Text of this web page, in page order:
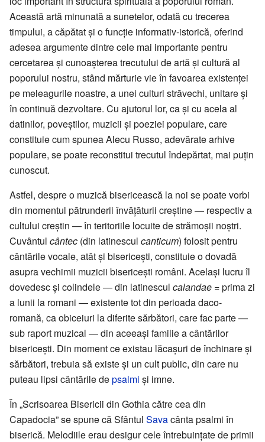
Această artă minunată a sunetelor, odată cu trecerea
timpului, a căpătat și o funcție informativ-istorică, oferind
adesea argumente dintre cele mai importante pentru
cercetarea și cunoașterea trecutului de artă și cultură al
poporului nostru, stând mărturie vie în favoarea existenței
pe meleagurile noastre, a unei culturi străvechi, unitare și
în continuă dezvoltare. Cu ajutorul lor, ca și cu acela al
datinilor, poveștilor, muzicii și poeziei populare, care
constituie cum spunea Alecu Russo, adevărate arhive
populare, se poate reconstitui trecutul îndepărtat, mai puțin
cunoscut.
Astfel, despre o muzică bisericească la noi se poate vorbi
din momentul pătrunderii învățăturii creștine — respectiv a
cultului creștin — în teritoriile locuite de strămoșii noștri.
Cuvântul cântec (din latinescul canticum) folosit pentru
cântările vocale, atât și bisericești, constituie o dovadă
asupra vechimii muzicii bisericești români. Același lucru îl
dovedesc și colindele — din latinescul calandae = prima zi
a lunii la romani — existente tot din perioada daco-
romană, ca obiceiuri la diferite sărbători, care fac parte —
sub raport muzical — din aceeași familie a cântărilor
bisericești. Din moment ce existau lăcașuri de închinare și
sărbători, trebuia să existe și un cult public, din care nu
puteau lipsi cântările depsalmi și imne.
În „Scrisoarea Bisericii din Gothia către cea din
Capadocia” se spune că Sfântul Savacânta psalmi în
biserică. Melodiile erau desigur cele întrebuințate de primii